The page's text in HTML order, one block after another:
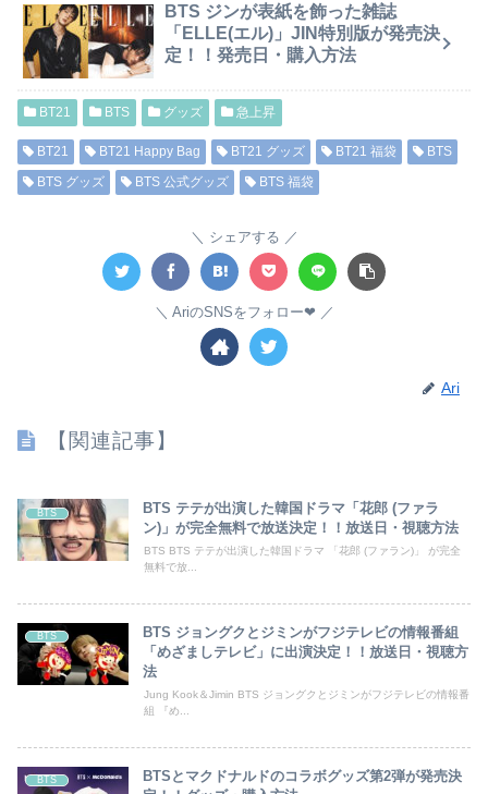
BTS ジンが表紙を飾った雑誌
「ELLE(エル)」JIN特別版が発売決
定！！発売日・購入方法
BT21 BTS グッズ 急上昇
BT21 BT21 Happy Bag BT21 グッズ BT21 福袋
BTS
BTS グッズ
BTS 公式グッズ BTS 福袋
シェアする
AriのSNSをフォロー❤︎
Ari
【関連記事】
BTS
BTS テテが出演した韓国ドラマ「花郎 (ファラ
ン)」が完全無料で放送決定！！放送日・視聴方法
BTS BTS テテが出演した韓国ドラマ 「花郎 (ファラン)」 が完全
無料で放...
BTS
BTS ジョングクとジミンがフジテレビの情報番組
「めざましテレビ」に出演決定！！放送日・視聴方
法
Jung Kook＆Jimin BTS ジョングクとジミンがフジテレビの情報番
組 『め...
BTS
BTSとマクドナルドのコラボグッズ第2弾が発売決